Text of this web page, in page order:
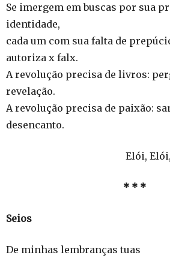
Se imergem em buscas por sua
identidade,
cada um com sua falta de
autoriza x falx.
A revolução precisa de livros:
revelação.
A revolução precisa de paixão:
desencanto.
Elói, Elói, lamá
* * *
Seios
De minhas lembranças tuas